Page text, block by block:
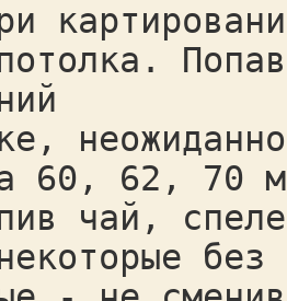
60, 62, 70 м
чай,